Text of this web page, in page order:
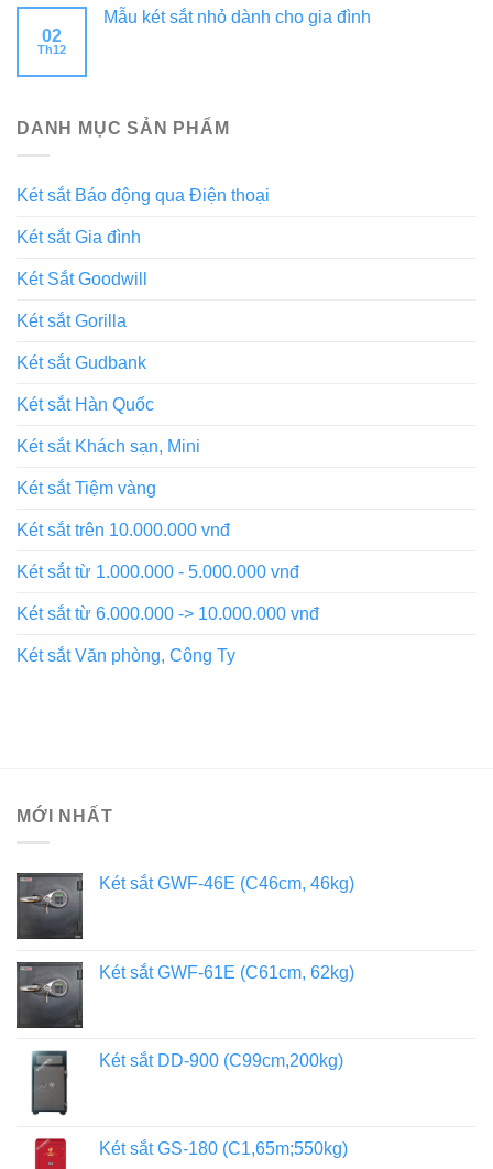
02
Th12
Mẫu két sắt nhỏ dành cho gia đình
DANH MỤC SẢN PHẨM
Két sắt Báo động qua Điện thoại
Két sắt Gia đình
Két Sắt Goodwill
Két sắt Gorilla
Két sắt Gudbank
Két sắt Hàn Quốc
Két sắt Khách sạn, Mini
Két sắt Tiệm vàng
Két sắt trên 10.000.000 vnđ
Két sắt từ 1.000.000 - 5.000.000 vnđ
Két sắt từ 6.000.000 -> 10.000.000 vnđ
Két sắt Văn phòng, Công Ty
MỚI NHẤT
Két sắt GWF-46E (C46cm, 46kg)
Két sắt GWF-61E (C61cm, 62kg)
Két sắt DD-900 (C99cm,200kg)
Két sắt GS-180 (C1,65m;550kg)